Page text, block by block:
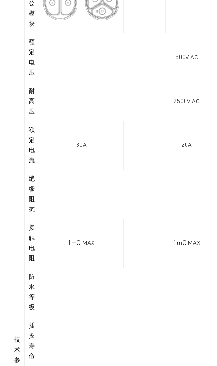
公
模
块
技
术
参
额
定
电
压
500V AC
耐
高
压
2500V AC
额
定
电
流
30A 20A
绝
缘
阻
抗
接
触
电
阻
1mΩ MAX 1mΩ MAX
防
水
等
级
插
拔
寿
命